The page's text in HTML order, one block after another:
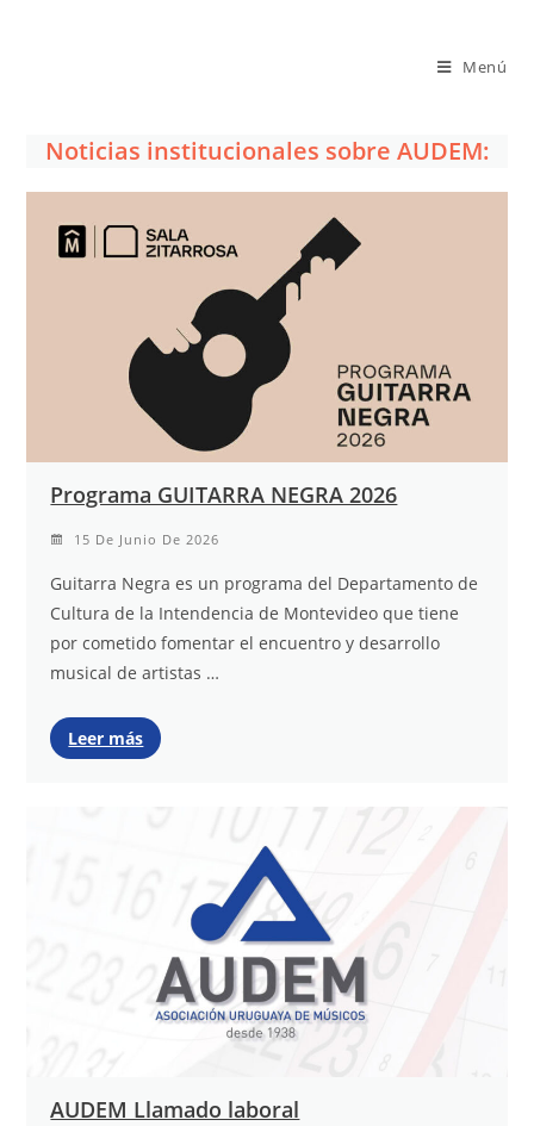
Menú
Noticias institucionales sobre AUDEM:
Programa GUITARRA NEGRA 2026
15 De Junio De 2026
Guitarra Negra es un programa del Departamento de
Cultura de la Intendencia de Montevideo que tiene
por cometido fomentar el encuentro y desarrollo
musical de artistas …
Leer más
AUDEM Llamado laboral